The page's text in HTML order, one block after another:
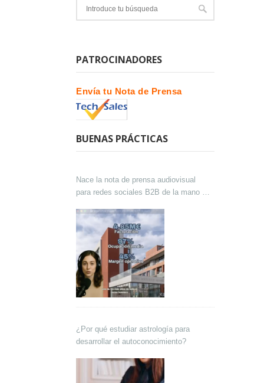
PATROCINADORES
Envía tu Nota de Prensa
BUENAS PRÁCTICAS
Nace la nota de prensa audiovisual
para redes sociales B2B de la mano de
¿Por qué estudiar astrología para
desarrollar el autoconocimiento?